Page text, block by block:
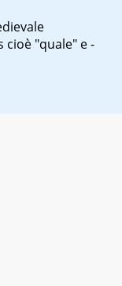
cioè "quale" e -